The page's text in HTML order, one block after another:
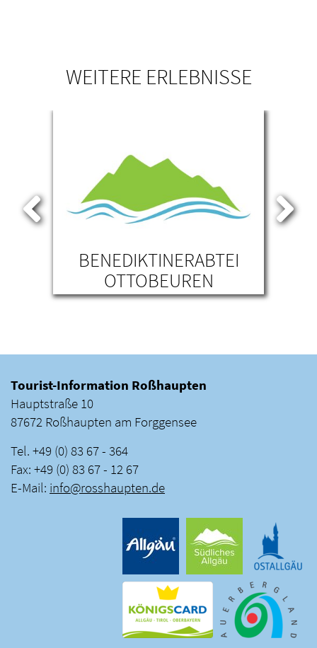
WEITERE ERLEBNISSE
BENEDIKTINERABTEI
OTTOBEUREN
Tourist-Information Roßhaupten
Hauptstraße 10
87672 Roßhaupten am Forggensee
Tel. +49 (0) 83 67 - 364
Fax: +49 (0) 83 67 - 12 67
E-Mail: info@rosshaupten.de